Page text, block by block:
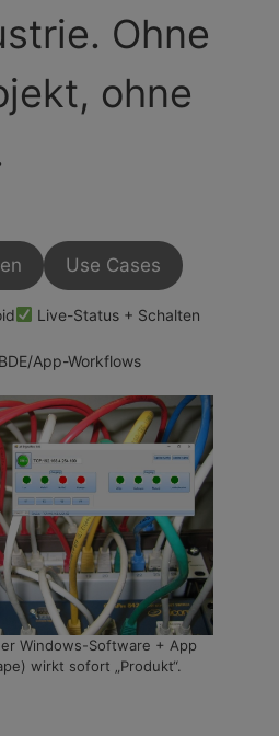
Ohne
ohne
Use Cases
Live-Status + Schalten
App-Workflows
Windows-Software + App
wirkt sofort „Produkt“.